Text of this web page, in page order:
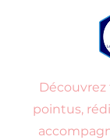
pointus,